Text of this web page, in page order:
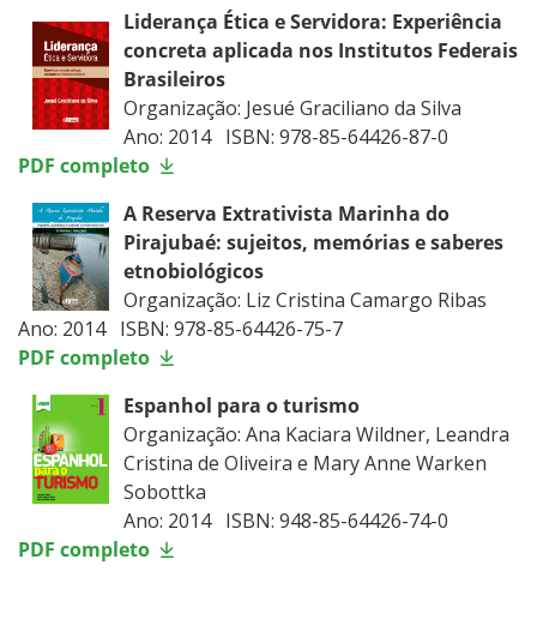
Liderança Ética e Servidora: Experiência
concreta aplicada nos Institutos Federais
Brasileiros
Organização: Jesué Graciliano da Silva
Ano: 2014 ISBN: 978-85-64426-87-0
PDF completo
A Reserva Extrativista Marinha do
Pirajubaé: sujeitos, memórias e saberes
etnobiológicos
Organização: Liz Cristina Camargo Ribas
Ano: 2014 ISBN: 978-85-64426-75-7
PDF completo
Espanhol para o turismo
Organização: Ana Kaciara Wildner, Leandra
Cristina de Oliveira e Mary Anne Warken
Sobottka
Ano: 2014 ISBN: 948-85-64426-74-0
PDF completo